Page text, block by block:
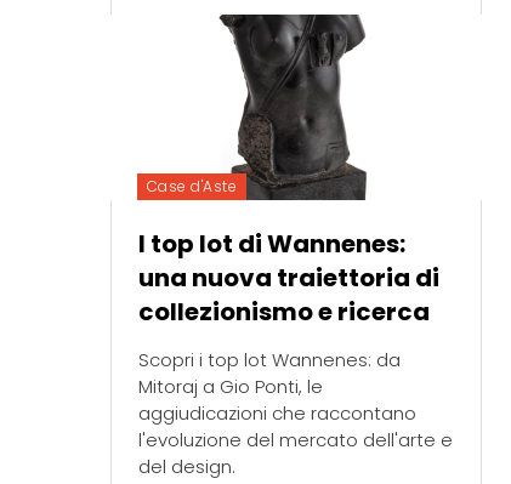
Case d'Aste
I top lot di Wannenes:
una nuova traiettoria di
collezionismo e ricerca
Scopri i top lot Wannenes: da
Mitoraj a Gio Ponti, le
aggiudicazioni che raccontano
l'evoluzione del mercato dell'arte e
del design.